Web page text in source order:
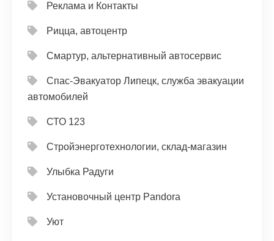
Реклама и Контакты
Рицца, автоцентр
Смартур, альтернативный автосервис
Спас-Эвакуатор Липецк, служба эвакуации
автомобилей
СТО 123
Стройэнерготехнологии, склад-магазин
Улыбка Радуги
Установочный центр Pandora
Уют